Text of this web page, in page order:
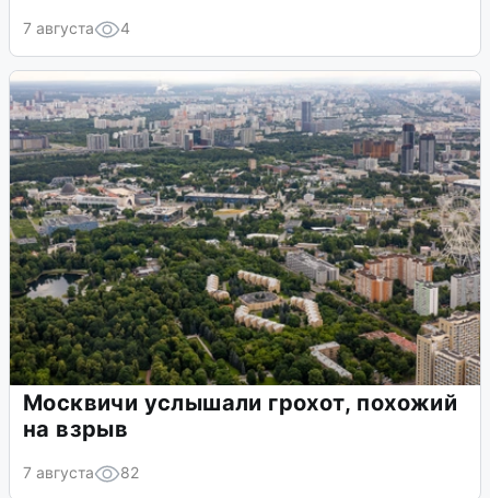
7 августа 4
Москвичи услышали грохот, похожий
на взрыв
7 августа 82